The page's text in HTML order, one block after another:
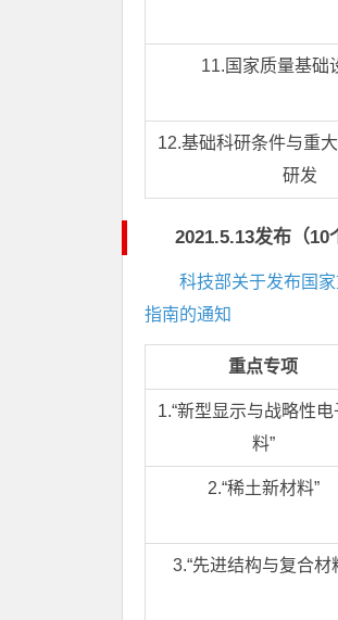
11.国家质量基础
12.基础科研条件与重
研发
2021.5.13发布（10
科技部关于发布国
指南的通知
重点专项
1.“新型显示与战略性
料”
2.“稀土新材料”
3.“先进结构与复合材